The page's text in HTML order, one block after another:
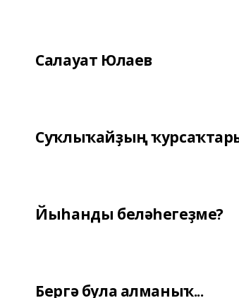
Салауат Юлаев
Суҡлыҡайҙың
Йыһанды беләһегеҙме?
Бергә була алманыҡ...